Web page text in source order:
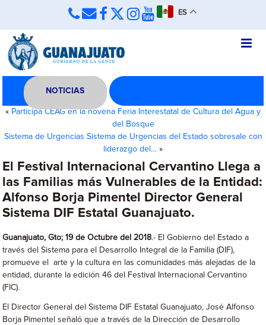
ES
NOTICIAS
« Participa CEAG en la novena Feria Interestatal de Cultura del Agua y
del Bosque
Sistema de Urgencias Sistema de Urgencias del Estado sobresale con
liderazgo del… »
El Festival Internacional Cervantino Llega a
las Familias más Vulnerables de la Entidad:
Alfonso Borja Pimentel Director General
Sistema DIF Estatal Guanajuato.
Guanajuato, Gto; 19 de Octubre del 2018.- El Gobierno del Estado a
través del Sistema para el Desarrollo Integral de la Familia (DIF),
promueve el arte y la cultura en las comunidades más alejadas de la
entidad, durante la edición 46 del Festival Internacional Cervantino
(FIC).
El Director General del Sistema DIF Estatal Guanajuato, José Alfonso
Borja Pimentel señaló que a través de la Dirección de Desarrollo